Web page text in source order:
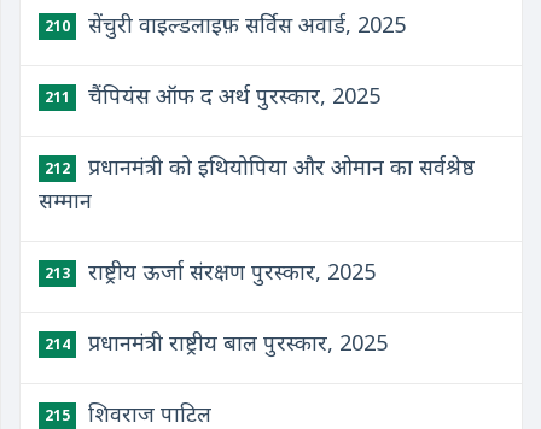
210 सेंचुरी वाइल्डलाइफ़ सर्विस अवार्ड, 2025
211 चैंपियंस ऑफ द अर्थ पुरस्कार, 2025
212
प्रधानमंत्री को इथियोपिया और ओमान का सर्वश्रेष्ठ
सम्मान
213 राष्ट्रीय ऊर्जा संरक्षण पुरस्कार, 2025
214 प्रधानमंत्री राष्ट्रीय बाल पुरस्कार, 2025
215 शिवराज पाटिल